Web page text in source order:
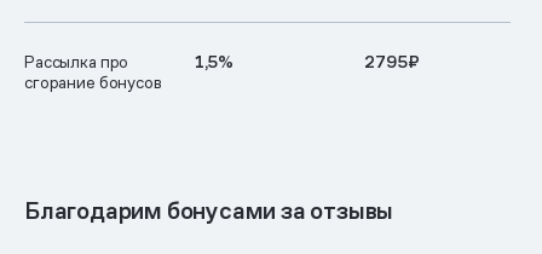
Рассылка про
сгорание бонусов
1,5% 2795₽
Благодарим бонусами за отзывы